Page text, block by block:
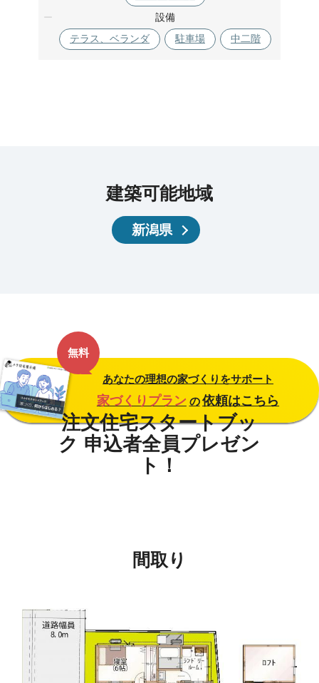
設備
テラス、ベランダ
駐車場 中二階
建築可能地域
新潟県
無料
あなたの理想の家づくりをサポート
家づくりプラン の 依頼はこちら
間取り